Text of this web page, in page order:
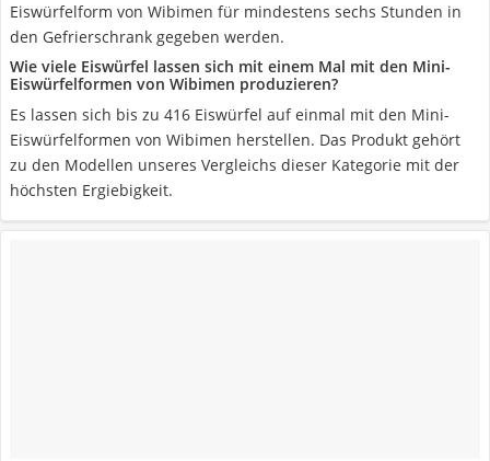
Eiswürfelform von Wibimen für mindestens sechs Stunden in
den Gefrierschrank gegeben werden.
Wie viele Eiswürfel lassen sich mit einem Mal mit den Mini-
Eiswürfelformen von Wibimen produzieren?
Es lassen sich bis zu 416 Eiswürfel auf einmal mit den Mini-
Eiswürfelformen von Wibimen herstellen. Das Produkt gehört
zu den Modellen unseres Vergleichs dieser Kategorie mit der
höchsten Ergiebigkeit.